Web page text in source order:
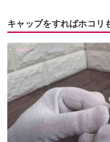
キャップをすればホコリ